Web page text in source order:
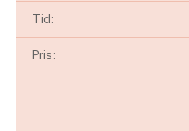
Tid:
Pris: